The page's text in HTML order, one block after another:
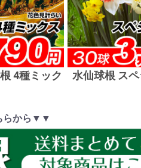
4種ミック
水仙球根 ス
らから▼▼